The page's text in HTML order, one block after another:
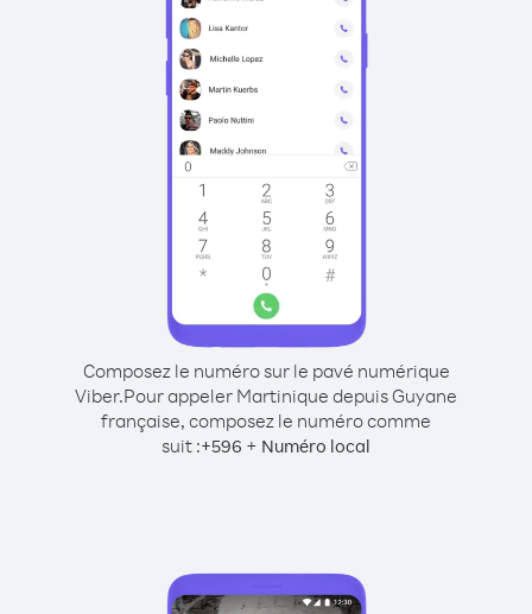
Composez le numéro sur le pavé numérique
Viber.Pour appeler Martinique depuis Guyane
française, composez le numéro comme
suit :+596 + Numéro local